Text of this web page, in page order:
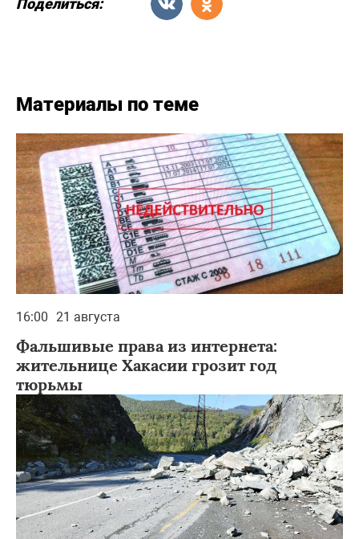
Поделиться:
Материалы по теме
16:00 21 августа
Фальшивые права из интернета:
жительнице Хакасии грозит год
тюрьмы